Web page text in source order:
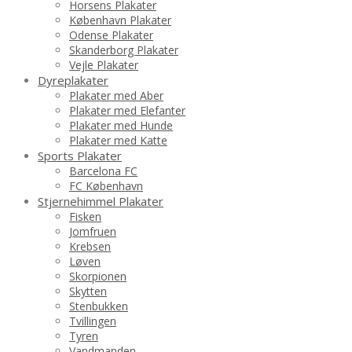
Horsens Plakater
København Plakater
Odense Plakater
Skanderborg Plakater
Vejle Plakater
Dyreplakater
Plakater med Aber
Plakater med Elefanter
Plakater med Hunde
Plakater med Katte
Sports Plakater
Barcelona FC
FC København
Stjernehimmel Plakater
Fisken
Jomfruen
Krebsen
Løven
Skorpionen
Skytten
Stenbukken
Tvillingen
Tyren